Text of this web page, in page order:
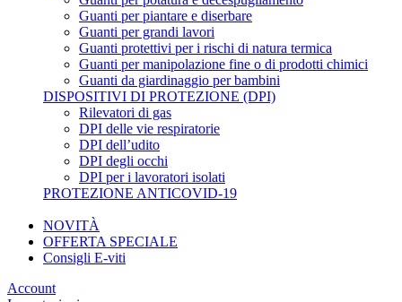
Guanti per piantare e diserbare
Guanti per grandi lavori
Guanti protettivi per i rischi di natura termica
Guanti per manipolazione fine o di prodotti chimici
Guanti da giardinaggio per bambini
DISPOSITIVI DI PROTEZIONE (DPI)
Rilevatori di gas
DPI delle vie respiratorie
DPI dell’udito
DPI degli occhi
DPI per i lavoratori isolati
PROTEZIONE ANTICOVID-19
NOVITÀ
OFFERTA SPECIALE
Consigli E-viti
Account